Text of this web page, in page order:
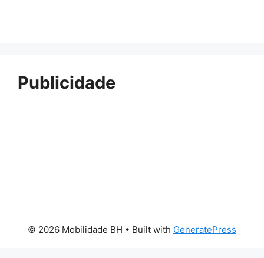
Publicidade
© 2026 Mobilidade BH • Built with GeneratePress